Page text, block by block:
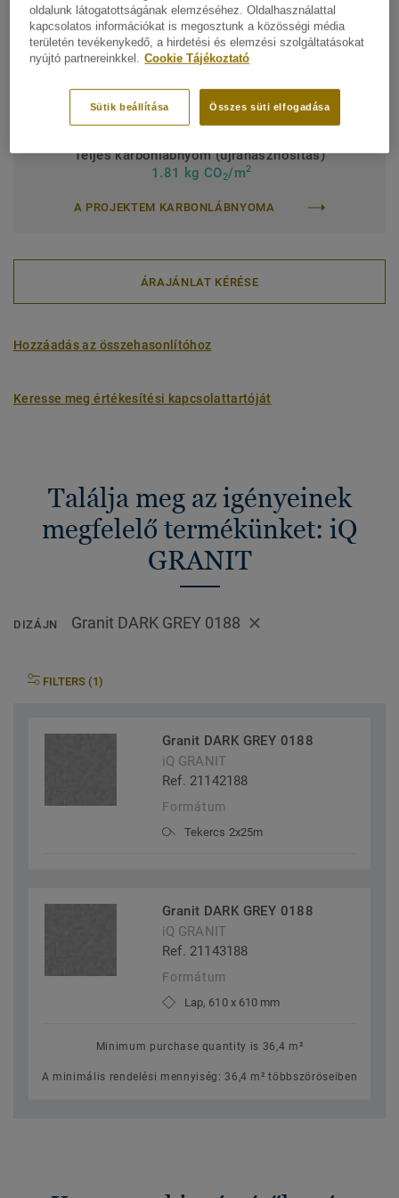
Intézményi besorolás:43 Erős
Felületkezelés:Új iQ PUR
Tekercs (1 ref.) Lap (1 ref.)
Teljes karbonlábnyom (újrahasznosítás)
1.81 kg CO2/m2
A PROJEKTEM KARBONLÁBNYOMA
ÁRAJÁNLAT KÉRÉSE
Hozzáadás az összehasonlítóhoz
Keresse meg értékesítési kapcsolattartóját
Találja meg az igényeinek
megfelelő termékünket: iQ
GRANIT
DIZÁJN Granit DARK GREY 0188
FILTERS (1)
Granit DARK GREY 0188
iQ GRANIT
Ref. 21142188
Formátum
Tekercs 2x25m
Granit DARK GREY 0188
iQ GRANIT
Ref. 21143188
Formátum
Lap, 610 x 610 mm
Minimum purchase quantity is 36,4 m²
A minimális rendelési mennyiség: 36,4 m² többszöröseiben
oldalunk látogatottságának elemzéséhez. Oldalhasználattal
kapcsolatos információkat is megosztunk a közösségi média
területén tevékenykedő, a hirdetési és elemzési szolgáltatásokat
nyújtó partnereinkkel. Cookie Tájékoztató
Összes süti elfogadása
Sütik beállítása